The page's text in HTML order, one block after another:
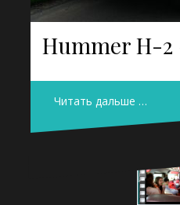
Hummer H-
Читать дальше …